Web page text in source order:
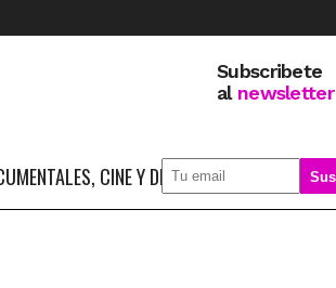
Subscribete
al newsletter
CINE Y DEPORTE SOBRE MÍ